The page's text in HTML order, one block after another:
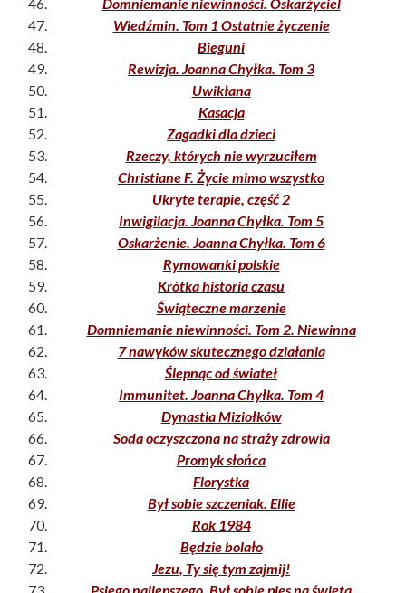
Wiedźmin. Tom 1 Ostatnie życzenie
Bieguni
Rewizja. Joanna Chyłka. Tom 3
Uwikłana
Kasacja
Zagadki dla dzieci
Rzeczy, których nie wyrzuciłem
Christiane F. Życie mimo wszystko
Ukryte terapie, część 2
Inwigilacja. Joanna Chyłka. Tom 5
Oskarżenie. Joanna Chyłka. Tom 6
Rymowanki polskie
Krótka historia czasu
Świąteczne marzenie
Domniemanie niewinności. Tom 2. Niewinna
7 nawyków skutecznego działania
Ślepnąc od świateł
Immunitet. Joanna Chyłka. Tom 4
Dynastia Miziołków
Soda oczyszczona na straży zdrowia
Promyk słońca
Florystka
Był sobie szczeniak. Ellie
Rok 1984
Będzie bolało
Jezu, Ty się tym zajmij!